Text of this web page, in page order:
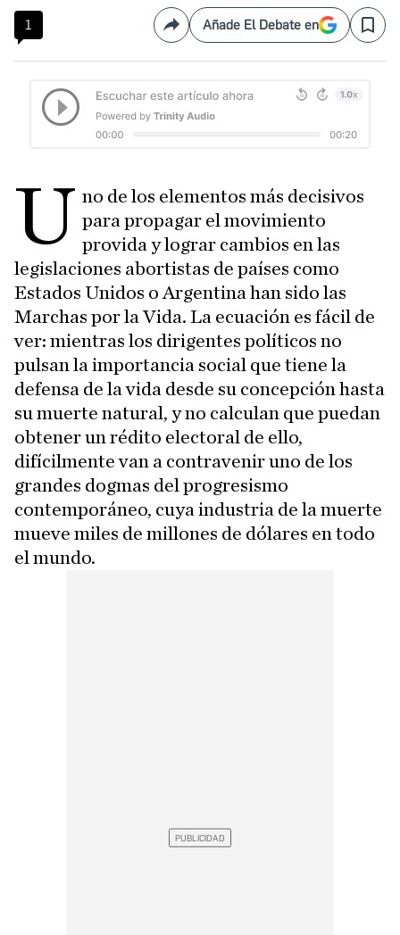
1 CompartirAñade El Debate en Save
U no de los elementos más decisivos
para propagar el movimiento
provida y lograr cambios en las
legislaciones abortistas de países como
Estados Unidos o Argentina han sido las
Marchas por la Vida. La ecuación es fácil de
ver: mientras los dirigentes políticos no
pulsan la importancia social que tiene la
defensa de la vida desde su concepción hasta
su muerte natural, y no calculan que puedan
obtener un rédito electoral de ello,
difícilmente van a contravenir uno de los
grandes dogmas del progresismo
contemporáneo, cuya industria de la muerte
mueve miles de millones de dólares en todo
el mundo.